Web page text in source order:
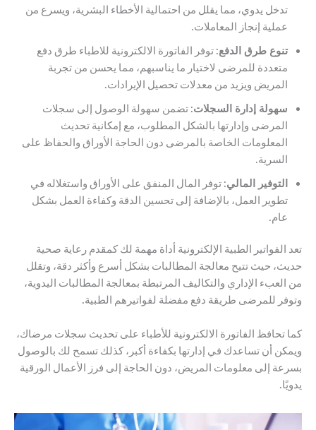
تدخل يدوي، مما يقلل من احتمالية الأخطاء البشرية، ويسرع من
عملية إنجاز المعاملات.
تنوع طرق الدفع: توفر الفاتورة الالكترونية للاطباء طرق دفع
متعددة للمرضى لاختيار ما يناسبهم، مما يحسن من تجربة
المريض ويزيد من معدلات تحصيل الإيرادات.
سهولة إدارة السجلات: تضمن سهولة الوصول إلى سجلات
المرضى وإدارتها بالشكل المطلوب، مع إمكانية تحديث
المعلومات الخاصة بالمرضى دون الحاجة الأوراق والحفاظ على
السرية.
التوفير المالي: توفر المال المنفق على الأوراق واستغلاله في
تطوير العمل، بالإضافة إلى تحسين الدقة وكفاءة العمل بشكل
عام.
تعد الفواتير الطبية الإلكترونية أداة مهمة لك كمقدم رعاية صحية
حديث، حيث تتيح معالجة المطالبات بشكل أسرع وأكثر دقة، وتقلل
من العبء الإداري والتكاليف المرتبطة بمعالجة المطالبات اليدوية،
وتوفر للمرضى طريقة دفع مفضلة لفواتيرهم الطبية.
كما تحافظ الفاتورة الالكترونية للأطباء على تحديث سجلات مرضاك،
ويمكن أن تساعدك في إدارتها بكفاءة أكبر، كذلك تسمح لك بالوصول
بسرعة إلى معلومات المريض، دون الحاجة إلى فرز الأعمال الورقية
يدويًا.